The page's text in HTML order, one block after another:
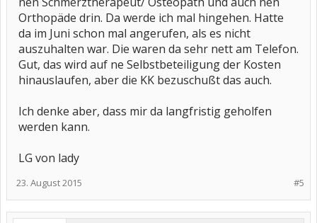
Orthopäde drin. Da werde ich mal hingehen. Hatte
da im Juni schon mal angerufen, als es nicht
auszuhalten war. Die waren da sehr nett am Telefon.
Gut, das wird auf ne Selbstbeteiligung der Kosten
hinauslaufen, aber die KK bezuschußt das auch.
Ich denke aber, dass mir da langfristig geholfen
werden kann.
LG von lady
#5
23. August 2015